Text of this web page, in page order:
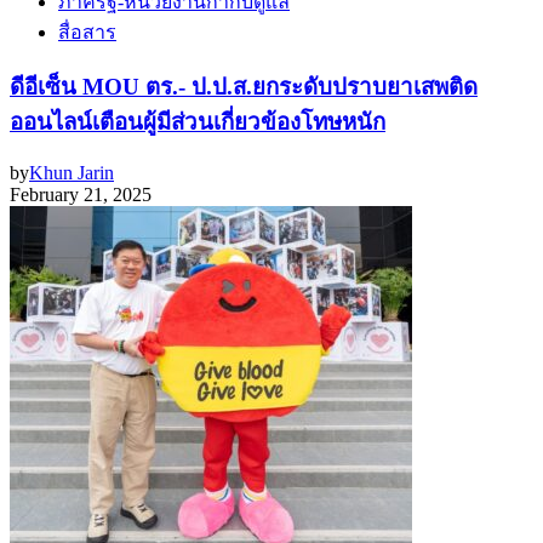
สื่อสาร
ดีอีเซ็น MOU ตร.- ป.ป.ส.ยกระดับปราบยาเสพติด
ออนไลน์เตือนผู้มีส่วนเกี่ยวข้องโทษหนัก
byKhun Jarin
February 21, 2025